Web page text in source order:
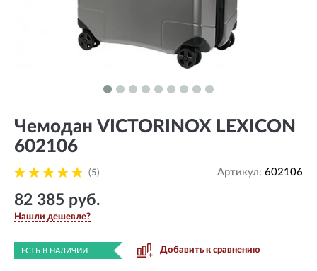
Чемодан VICTORINOX LEXICON
602106
(5) Артикул: 602106
82 385 руб.
Нашли дешевле?
ЕСТЬ В НАЛИЧИИ Добавить к сравнению